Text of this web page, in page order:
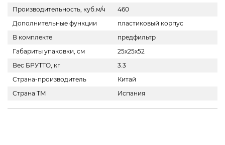
Производительность, куб.м/ч
460
Дополнительные функции
пластиковый корпус
В комплекте
предфильтр
Габариты упаковки, см
25х25х52
Вес БРУТТО, кг
3.3
Страна-производитель
Китай
Страна ТМ
Испания